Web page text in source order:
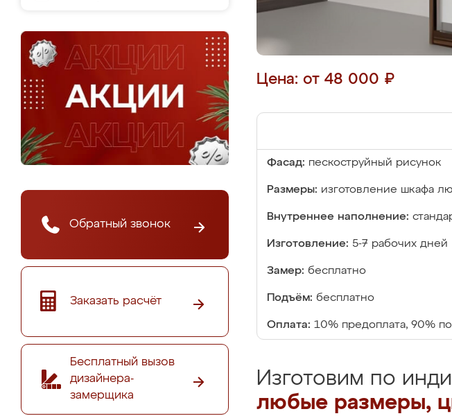
Обратный звонок
Заказать расчёт
Бесплатный вызов
дизайнера-
замерщика
Цена: от 48 000 ₽
Фасад: пескоструйный рисунок
Размеры: изготовление шкафа
Внутреннее наполнение:
Изготовление: 5-7 рабочих дней
Замер: бесплатно
Подъём: бесплатно
Оплата: 10% предоплата, 90%
Изготовим по
любые размеры,